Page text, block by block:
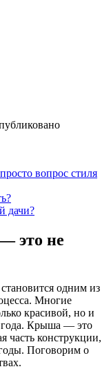
вопрос стиля
дачи?
это не
одним из
Многие
красивой, но и
года. Крыша — это
часть конструкции,
Поговорим о